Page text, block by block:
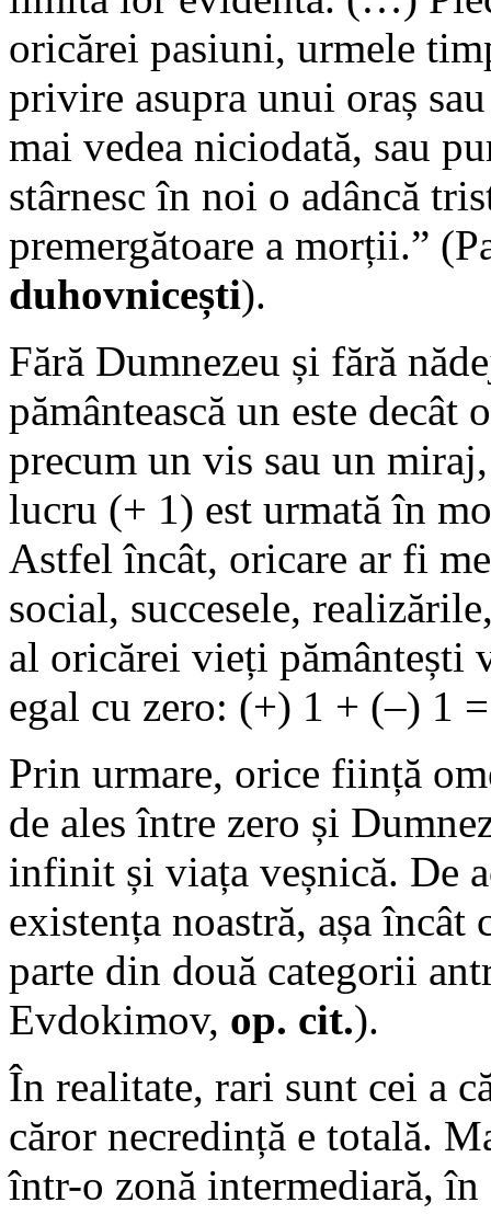
oricărei pasiuni, urmele
privire asupra unui oraș
mai vedea niciodată, sau
stârnesc în noi o adâncă
premergătoare a morții.”
duhovnicești).
Fără Dumnezeu și fără
pământească un este
precum un vis sau un
lucru (+ 1) est urmată în
Astfel încât, oricare ar fi
social, succesele,
al oricărei vieți pământești
egal cu zero: (+) 1 + (–) 1
Prin urmare, orice ființă
de ales între zero și
infinit și viața veșnică. De
existența noastră, așa
parte din două categorii
Evdokimov, op. cit.).
În realitate, rari sunt cei a
căror necredință e totală.
într-o zonă intermediară,